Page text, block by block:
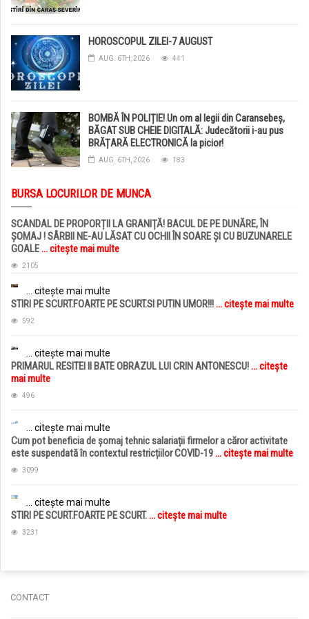
HOROSCOPUL ZILEI-7 AUGUST
AUG. 6TH, 2026 441
BOMBĂ ÎN POLIȚIE! Un om al legii din Caransebeș,
BĂGAT SUB CHEIE DIGITALĂ: Judecătorii i-au pus
BRĂȚARĂ ELECTRONICĂ la picior!
AUG. 6TH, 2026 183
BURSA LOCURILOR DE MUNCA
SCANDAL DE PROPORȚII LA GRANIȚĂ! BACUL DE PE DUNĂRE, ÎN
ȘOMAJ ! SÂRBII NE-AU LĂSAT CU OCHII ÎN SOARE ȘI CU BUZUNARELE
GOALE... citește mai multe
2105
... citește mai multe
STIRI PE SCURT.FOARTE PE SCURT.SI PUTIN UMOR!!!... citește mai multe
592
... citește mai multe
PRIMARUL RESITEI II BATE OBRAZUL LUI CRIN ANTONESCU!... citește
mai multe
496
... citește mai multe
Cum pot beneficia de șomaj tehnic salariații firmelor a căror activitate
este suspendată în contextul restricțiilor COVID-19... citește mai multe
3099
... citește mai multe
STIRI PE SCURT.FOARTE PE SCURT.... citește mai multe
3231
CONTACT